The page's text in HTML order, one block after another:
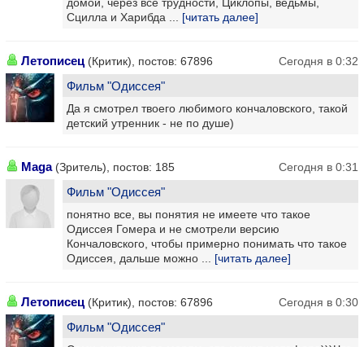
домой, через все трудности, Циклопы, ведьмы,
Сцилла и Харибда ... [читать далее]
Летописец (Критик), постов: 67896 Сегодня в 0:32
Фильм "Одиссея"
Да я смотрел твоего любимого кончаловского, такой
детский утренник - не по душе)
Maga(Зритель), постов: 185 Сегодня в 0:31
Фильм "Одиссея"
понятно все, вы понятия не имеете что такое
Одиссея Гомера и не смотрели версию
Кончаловского, чтобы примерно понимать что такое
Одиссея, дальше можно ... [читать далее]
Летописец (Критик), постов: 67896 Сегодня в 0:30
Фильм "Одиссея"